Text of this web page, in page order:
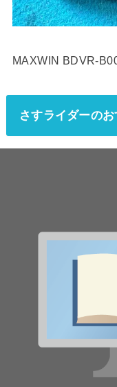
MAXWIN BDVR-
さすライダーの